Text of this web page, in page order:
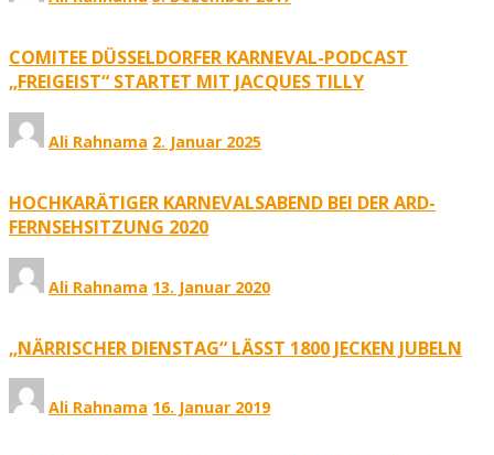
COMITEE DÜSSELDORFER KARNEVAL-PODCAST
„FREIGEIST“ STARTET MIT JACQUES TILLY
Ali Rahnama 2. Januar 2025
HOCHKARÄTIGER KARNEVALSABEND BEI DER ARD-
FERNSEHSITZUNG 2020
Ali Rahnama 13. Januar 2020
„NÄRRISCHER DIENSTAG“ LÄSST 1800 JECKEN JUBELN
Ali Rahnama 16. Januar 2019